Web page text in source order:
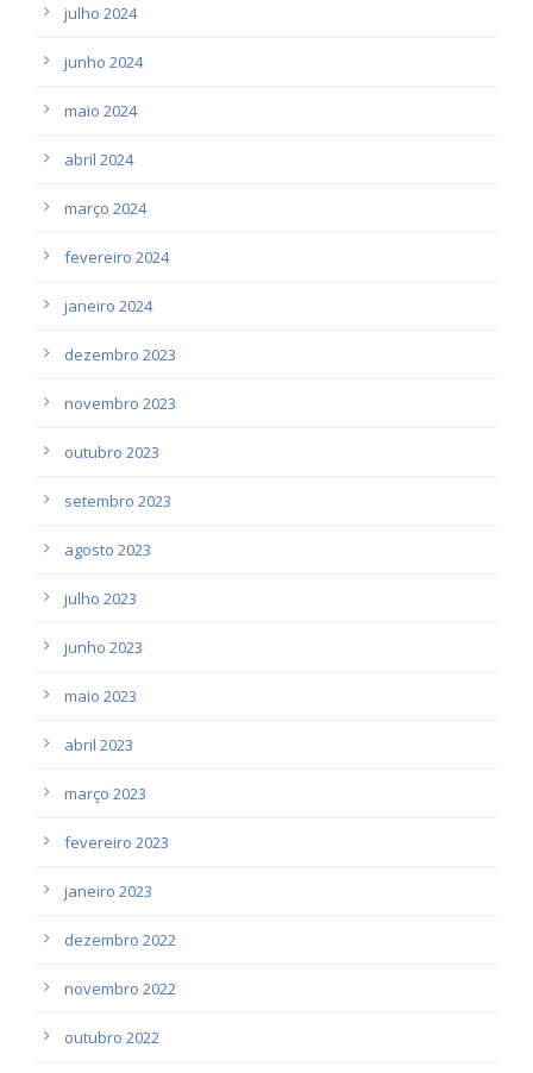
julho 2024
junho 2024
maio 2024
abril 2024
março 2024
fevereiro 2024
janeiro 2024
dezembro 2023
novembro 2023
outubro 2023
setembro 2023
agosto 2023
julho 2023
junho 2023
maio 2023
abril 2023
março 2023
fevereiro 2023
janeiro 2023
dezembro 2022
novembro 2022
outubro 2022